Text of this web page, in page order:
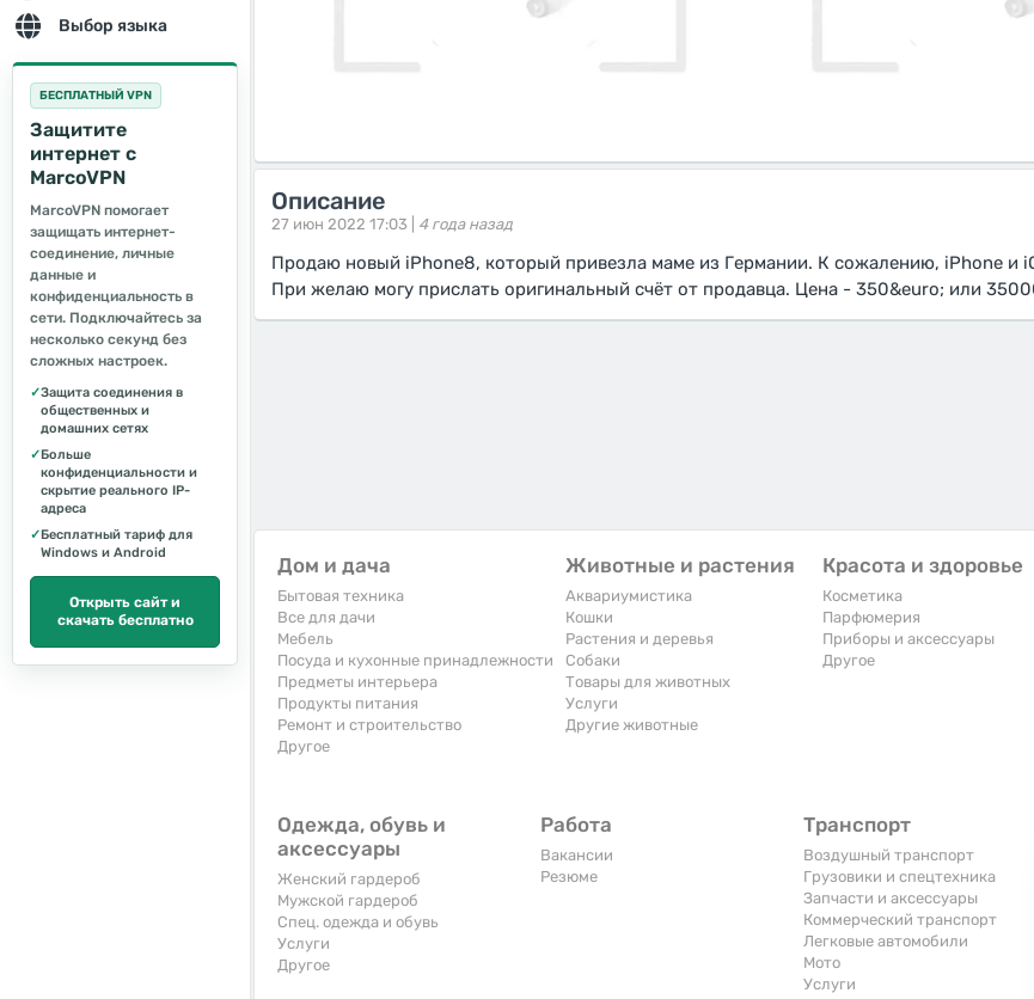
Выбор языка
БЕСПЛАТНЫЙ VPN
Защитите
интернет с
MarcoVPN
MarcoVPN помогает
защищать интернет-
соединение, личные
данные и
конфиденциальность в
сети. Подключайтесь за
несколько секунд без
сложных настроек.
✓Защита соединения в
общественных и
домашних сетях
✓Больше
конфиденциальности и
скрытие реального IP-
адреса
✓Бесплатный тариф для
Windows и Android
Открыть сайт и
скачать бесплатно
Описание
27 июн 2022 17:03 | 4 года назад
Продаю новый iPhone8, который привезла маме из Германии. К сожалению, iPhone и
При желаю могу прислать оригинальный счёт от продавца. Цена - 350&euro; или
Дом и дача
Бытовая техника
Все для дачи
Мебель
Посуда и кухонные принадлежности
Предметы интерьера
Продукты питания
Ремонт и строительство
Другое
Животные и растения
Аквариумистика
Кошки
Растения и деревья
Собаки
Товары для животных
Услуги
Другие животные
Красота и здоровье
Косметика
Парфюмерия
Приборы и аксессуары
Другое
Одежда, обувь и
аксессуары
Женский гардероб
Мужской гардероб
Спец. одежда и обувь
Услуги
Другое
Работа
Вакансии
Резюме
Транспорт
Воздушный транспорт
Грузовики и спецтехника
Запчасти и аксессуары
Коммерческий транспорт
Легковые автомобили
Мото
Услуги